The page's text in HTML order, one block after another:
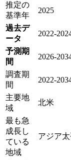
推定の
基準年
2025
過去デ
ータ
2022-
予測期
間
2026-
調査期
間
2022-
主要地
域
北米
最も急
成長し
ている
地域
アジア